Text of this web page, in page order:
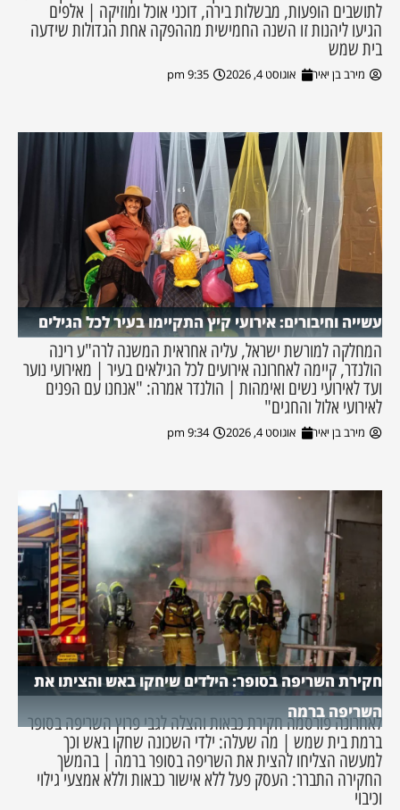
לתושבים הופעות, מבשלות בירה, דוכני אוכל ומוזיקה | אלפים
הגיעו ליהנות זו השנה החמישית מההפקה אחת הגדולות שידעה
בית שמש
מירב בן יאיר אוגוסט 4, 2026 9:35 pm
עשייה וחיבורים: אירועי קיץ התקיימו בעיר לכל הגילים
המחלקה למורשת ישראל, עליה אחראית המשנה לרה"ע רינה
הולנדר, קיימה לאחרונה אירועים לכל הגילאים בעיר | מאירועי נוער
ועד לאירועי נשים ואימהות | הולנדר אמרה: "אנחנו עם הפנים
לאירועי אלול והחגים"
מירב בן יאיר אוגוסט 4, 2026 9:34 pm
חקירת השריפה בסופר: הילדים שיחקו באש והציתו את
השריפה ברמה
לאחרונה פורסמה חקירת כבאות והצלה לגבי פרוץ השריפה בסופר
ברמת בית שמש | מה שעלה: ילדי השכונה שחקו באש וכך
למעשה הצליחו להצית את השריפה בסופר ברמה | בהמשך
החקירה התברר: העסק פעל ללא אישור כבאות וללא אמצעי גילוי
וכיבוי